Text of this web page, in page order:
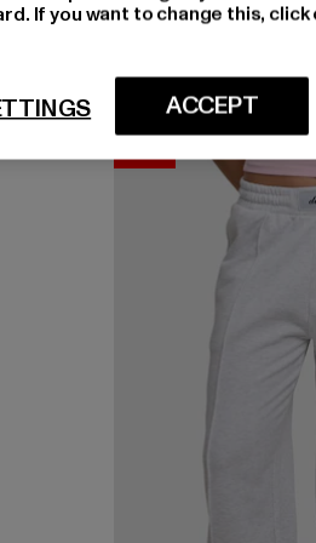
-22%
If you want to change this,
ACCEPT